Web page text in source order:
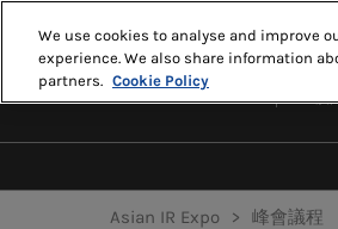
to
content
澳
Asian IR Expo 峰會議程
We use cookies to analyse and improve
experience. We also share information
partners. Cookie Policy